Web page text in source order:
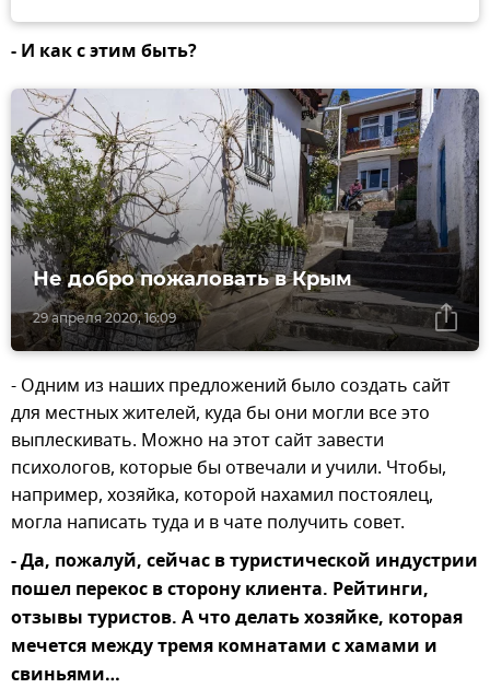
- И как с этим быть?
29 апреля 2020, 16:09
Не добро пожаловать в Крым
- Одним из наших предложений было создать сайт
для местных жителей, куда бы они могли все это
выплескивать. Можно на этот сайт завести
психологов, которые бы отвечали и учили. Чтобы,
например, хозяйка, которой нахамил постоялец,
могла написать туда и в чате получить совет.
- Да, пожалуй, сейчас в туристической индустрии
пошел перекос в сторону клиента. Рейтинги,
отзывы туристов. А что делать хозяйке, которая
мечется между тремя комнатами с хамами и
свиньями…